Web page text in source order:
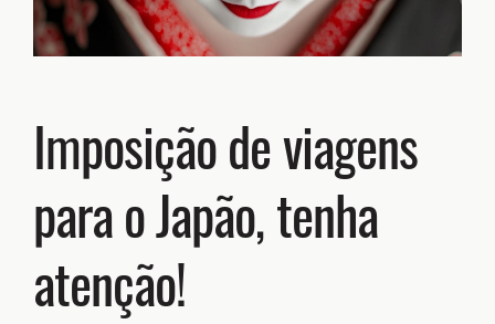
Imposição de viagens
para o Japão, tenha
atenção!